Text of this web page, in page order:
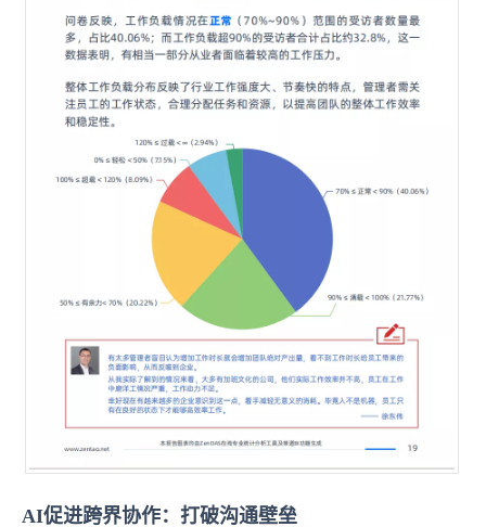
AI促进跨界协作：打破沟通壁垒